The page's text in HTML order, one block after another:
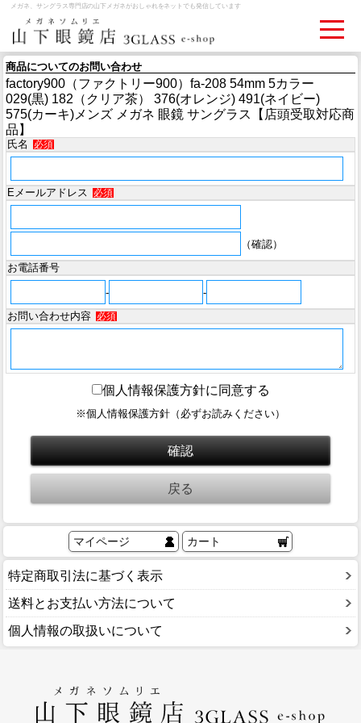
メガネ、サングラス専門店の山下メガネがおしゃれをネットでも発信しています
ログイン お買いものカゴ
お問い合わせ 検眼予約
アクセス
おすすめアイテム
ITEM
ブログ
BLOG
COMPANY
インフォメーション
INFORMATION
商品についてのお問い合わせ
factory900（ファクトリー900）fa-208 54mm 5カラー
029(黒) 182（クリア茶） 376(オレンジ) 491(ネイビー)
575(カーキ)メンズ メガネ 眼鏡 サングラス【店頭受取対応商
品】
氏名 必須
Eメールアドレス 必須
（確認）
お電話番号
-
-
お問い合わせ内容
必須
個人情報保護方針に同意する
※個人情報保護方針（必ずお読みください）
マイページ カート
特定商取引法に基づく表示
送料とお支払い方法について
個人情報の取扱いについて